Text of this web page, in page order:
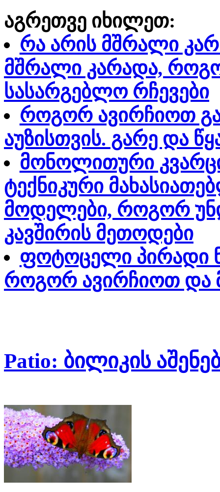
აგრეთვე იხილეთ:
რა არის მშრალი
მშრალი კარადა,
სასარგებლო რჩევები
როგორ ავირჩიოთ
აუზისთვის. გარე და
მონოლითური
ტექნიკური
მოდელები, როგორ
კავშირის მეთოდები
ფოტოცელი პირადი
როგორ ავირჩიოთ და
Patio: ბილიკის